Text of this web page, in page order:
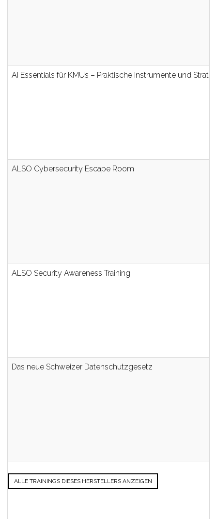
AI Essentials für KMUs – Praktische Instrumente und
ALSO Cybersecurity Escape Room
ALSO Security Awareness Training
Das neue Schweizer Datenschutzgesetz
ALLE TRAININGS DIESES HERSTELLERS ANZEIGEN